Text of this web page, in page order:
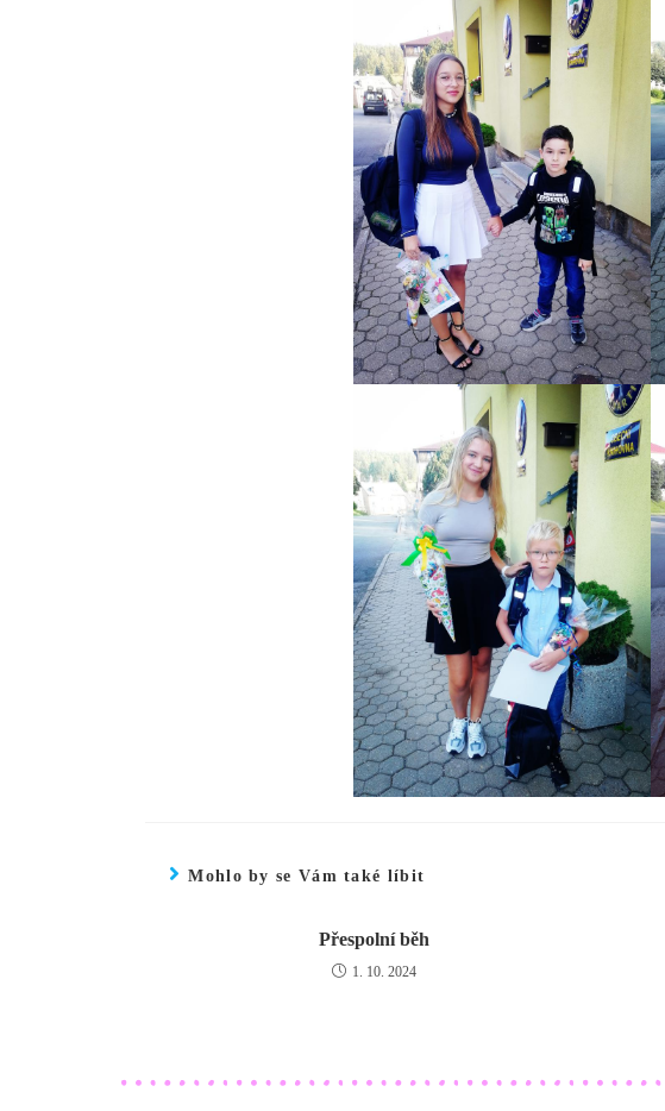
Mohlo by se Vám také líbit
Přespolní běh
1. 10. 2024